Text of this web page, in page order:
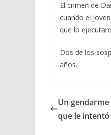
El crimen de
cuando el
que lo
Dos de los
años.
Un
que le